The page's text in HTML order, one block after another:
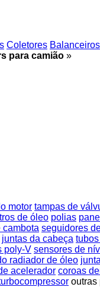
Coletores Balanceiros
para camião »
motor tampas de
de óleo polias
cambota seguidores
juntas da cabeça
poly-V sensores de
radiador de óleo
acelerador coroas
outras